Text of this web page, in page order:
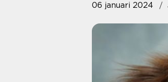
06 januari 2024